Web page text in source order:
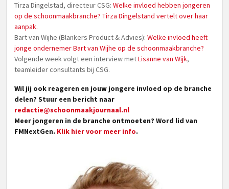
Tirza Dingelstad, directeur CSG: Welke invloed hebben jongeren
op de schoonmaakbranche? Tirza Dingelstand vertelt over haar
aanpak.
Bart van Wijhe (Blankers Product & Advies): Welke invloed heeft
jonge ondernemer Bart van Wijhe op de schoonmaakbranche?
Volgende week volgt een interview metLisanne van Wijk,
teamleider consultants bij CSG.
Wil jij ook reageren en jouw jongere invloed op de branche
delen? Stuur een bericht naar
redactie@schoonmaakjournaal.nl
Meer jongeren in de branche ontmoeten? Word lid van
FMNextGen. Klik hier voor meer info.